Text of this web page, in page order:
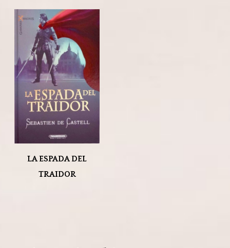
LA ESPADA DEL
TRAIDOR